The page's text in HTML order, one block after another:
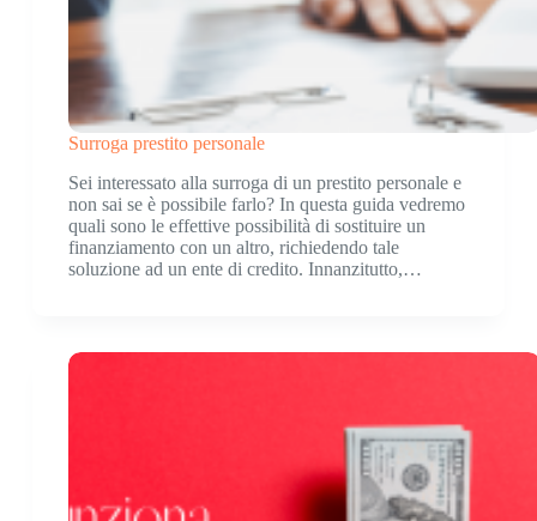
Surroga prestito personale
Sei interessato alla surroga di un prestito personale e
non sai se è possibile farlo? In questa guida vedremo
quali sono le effettive possibilità di sostituire un
finanziamento con un altro, richiedendo tale
soluzione ad un ente di credito. Innanzitutto,…